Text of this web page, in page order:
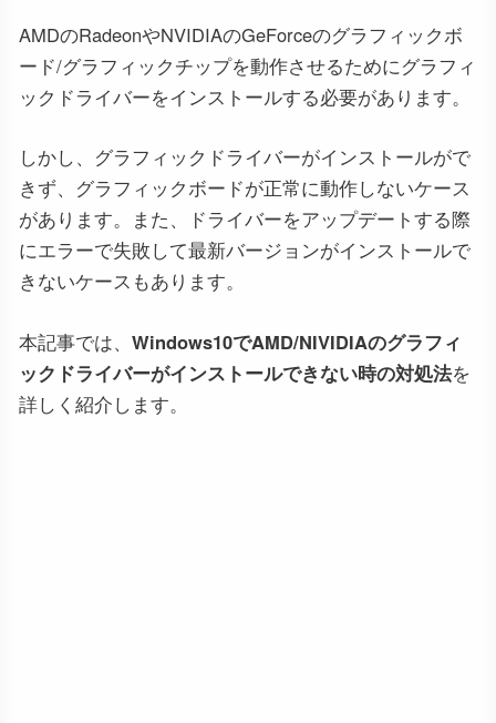
AMDのRadeonやNVIDIAのGeForceのグラフィックボ
ード/グラフィックチップを動作させるためにグラフィ
ックドライバーをインストールする必要があります。
しかし、グラフィックドライバーがインストールがで
きず、グラフィックボードが正常に動作しないケース
があります。また、ドライバーをアップデートする際
にエラーで失敗して最新バージョンがインストールで
きないケースもあります。
本記事では、 Windows10でAMD/NIVIDIAのグラフィ
ックドライバーがインストールできない時の対処法を
詳しく紹介します。